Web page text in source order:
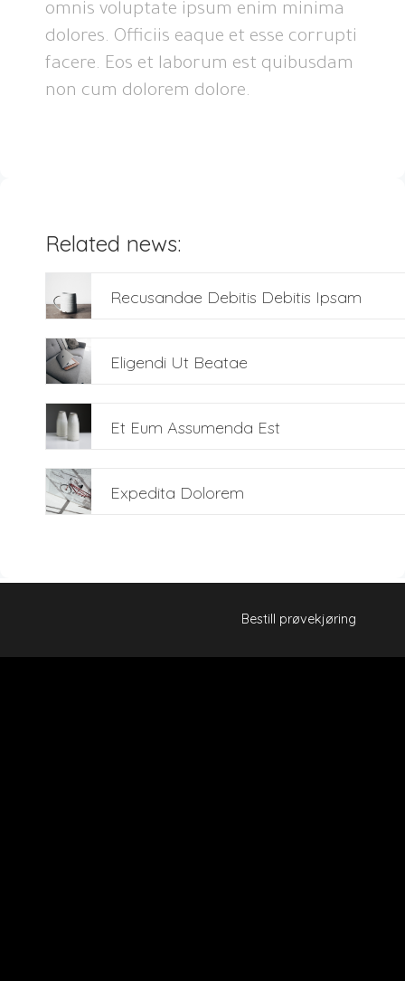
omnis voluptate ipsum enim minima
dolores. Officiis eaque et esse corrupti
facere. Eos et laborum est quibusdam
non cum dolorem dolore.
Related news:
Recusandae Debitis Debitis Ipsam
Eligendi Ut Beatae
Et Eum Assumenda Est
Expedita Dolorem
Autokompaniet AS
Bestill prøvekjøring